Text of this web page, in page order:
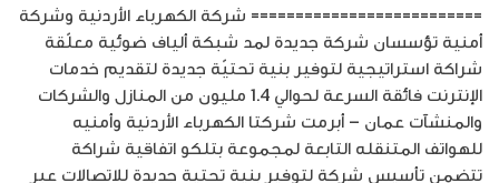
========================== شركة الكهرباء الأردنية وشركة
أمنية تؤسسان شركة جديدة لمد شبكة ألياف ضوئية معلّقة
شراكة استراتيجية لتوفير بنية تحتيّة جديدة لتقديم خدمات
الإنترنت فائقة السرعة لحوالي 1.4 مليون من المنازل والشركات
والمنشآت عمان – أبرمت شركتا الكهرباء الأردنية وأمنيه
للهواتف المتنقله التابعة لمجموعة بتلكو اتفاقية شراكة
تتضمن تأسيس شركة لتوفير بنية تحتية جديدة للاتصالات عبر